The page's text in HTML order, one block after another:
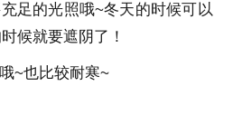
足的光照哦~冬天的时候可以
候就要遮阴了！
~也比较耐寒~